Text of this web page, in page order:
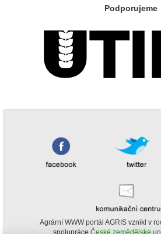
Podporujeme
Agrární WWW portál AGRIS vznikl v
spolupráce České zemědělské